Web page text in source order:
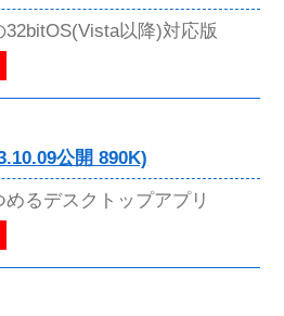
以降)対応版
公開 890K)
るデスクトップアプリ